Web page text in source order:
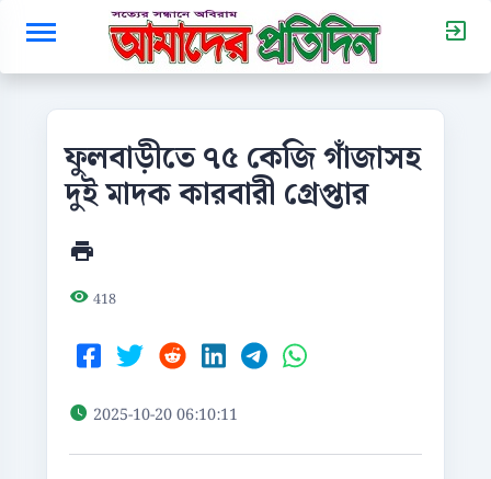
ফুলবাড়ীতে ৭৫ কেজি গাঁজাসহ
দুই মাদক কারবারী গ্রেপ্তার
418
2025-10-20 06:10:11